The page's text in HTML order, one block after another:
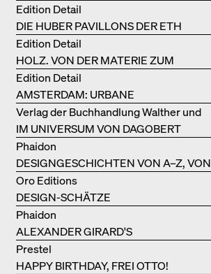
DIE HUBER PAVILLONS DER ETH
ZÜRICH – WIEDERVERWENDET!
Edition Detail
HOLZ. VON DER MATERIE ZUM
GEBAUTEN
Edition Detail
AMSTERDAM: URBANE
ARCHITEKTUR UND LEBENSRÄUME
Edition Detail
IM UNIVERSUM VON DAGOBERT
PECHE
Verlag der Buchhandlung Walther und
Franz König
DESIGNGESCHICHTEN VON A–Z, VON
GAE AULENTI BIS ZU SORI YANAGI
Phaidon
DESIGN-SCHÄTZE
WIEDERENTDECKT: FINN JUHLS
CHIEFTAIN CHAIR
Oro Editions
ALEXANDER GIRARD'S
OPTIMISTISCHE ENTWÜRFE
Phaidon
HAPPY BIRTHDAY, FREI OTTO!
Prestel